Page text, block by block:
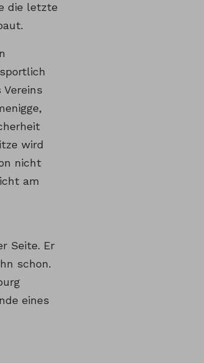
die letzte
wird
nicht
am
Seite. Er
schon.
eines